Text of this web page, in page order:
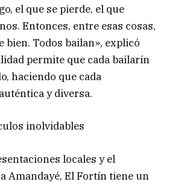
el que se pierde, el que
Entonces, entre esas cosas,
bien. Todos bailan», explicó
permite que cada bailarín
haciendo que cada
y diversa.
inolvidables
locales y el
Amandayé, El Fortín tiene un